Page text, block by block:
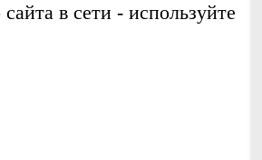
в сети - используйте